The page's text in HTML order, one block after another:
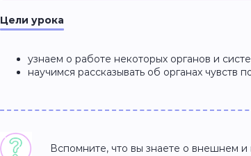
Цели урока
узнаем о работе некоторых органов и
научимся рассказывать об органах чувств
Вспомните, что вы знаете о внешнем и